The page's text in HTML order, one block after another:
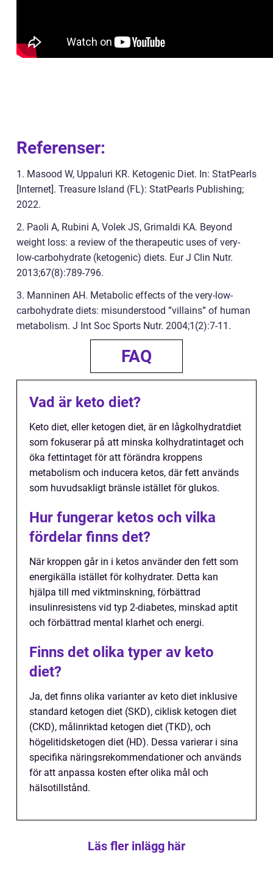
Referenser:
1. Masood W, Uppaluri KR. Ketogenic Diet. In: StatPearls
[Internet]. Treasure Island (FL): StatPearls Publishing;
2022.
2. Paoli A, Rubini A, Volek JS, Grimaldi KA. Beyond
weight loss: a review of the therapeutic uses of very-
low-carbohydrate (ketogenic) diets. Eur J Clin Nutr.
2013;67(8):789-796.
3. Manninen AH. Metabolic effects of the very-low-
carbohydrate diets: misunderstood ”villains” of human
metabolism. J Int Soc Sports Nutr. 2004;1(2):7-11.
FAQ
Vad är keto diet?
Keto diet, eller ketogen diet, är en lågkolhydratdiet
som fokuserar på att minska kolhydratintaget och
öka fettintaget för att förändra kroppens
metabolism och inducera ketos, där fett används
som huvudsakligt bränsle istället för glukos.
Hur fungerar ketos och vilka
fördelar finns det?
När kroppen går in i ketos använder den fett som
energikälla istället för kolhydrater. Detta kan
hjälpa till med viktminskning, förbättrad
insulinresistens vid typ 2-diabetes, minskad aptit
och förbättrad mental klarhet och energi.
Finns det olika typer av keto
diet?
Ja, det finns olika varianter av keto diet inklusive
standard ketogen diet (SKD), ciklisk ketogen diet
(CKD), målinriktad ketogen diet (TKD), och
högelitidsketogen diet (HD). Dessa varierar i sina
specifika näringsrekommendationer och används
för att anpassa kosten efter olika mål och
hälsotillstånd.
Läs fler inlägg här